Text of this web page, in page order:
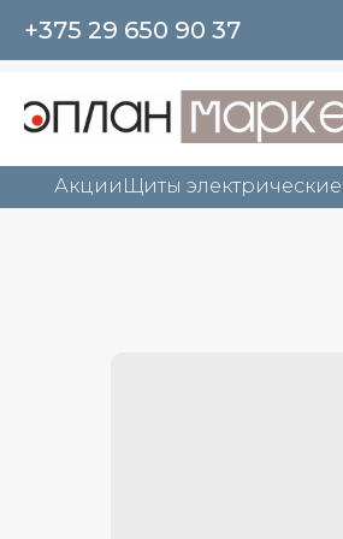
+375 29 650 90 37
Акции Щиты электрические